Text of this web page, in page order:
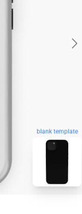
blank template